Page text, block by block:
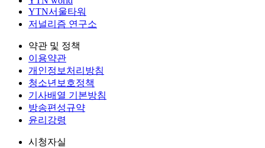
YTN서울타워
저널리즘 연구소
약관 및 정책
이용약관
개인정보처리방침
청소년보호정책
기사배열 기본방침
방송편성규약
윤리강령
시청자실